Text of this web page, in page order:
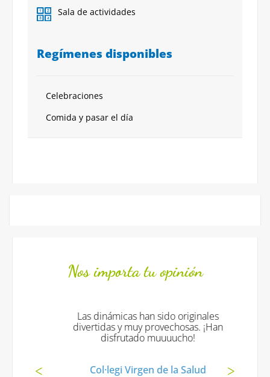
Sala de actividades
Regímenes disponibles
Celebraciones
Comida y pasar el día
Nos importa tu opinión
Las dinámicas han sido originales
divertidas y muy provechosas. ¡Han
disfrutado muuuucho!
Col·legi Virgen de la Salud